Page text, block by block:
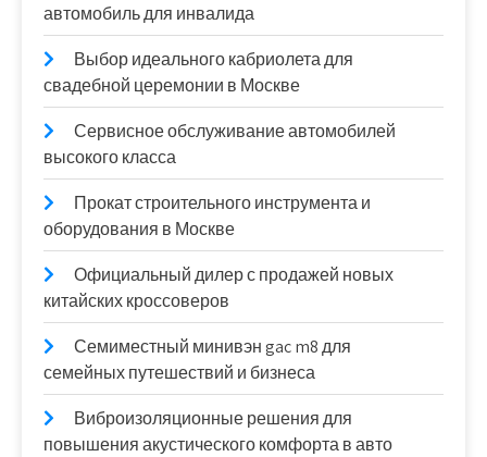
автомобиль для инвалида
Выбор идеального кабриолета для
свадебной церемонии в Москве
Сервисное обслуживание автомобилей
высокого класса
Прокат строительного инструмента и
оборудования в Москве
Официальный дилер с продажей новых
китайских кроссоверов
Семиместный минивэн gac m8 для
семейных путешествий и бизнеса
Виброизоляционные решения для
повышения акустического комфорта в авто